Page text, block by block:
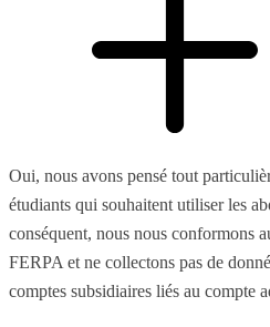
Oui, nous avons pensé tout
étudiants qui souhaitent utiliser les
conséquent, nous nous conformons
FERPA et ne collectons pas de
comptes subsidiaires liés au compte